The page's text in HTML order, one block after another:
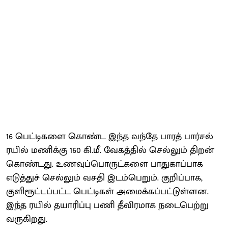
16 பெட்டிகளை கொண்ட இந்த வந்தே பாரத் பார்சல்
ரயில் மணிக்கு 160 கி.மீ. வேகத்தில் செல்லும் திறன்
கொண்டது. உணவுப்பொருட்களை பாதுகாப்பாக
எடுத்துச் செல்லும் வசதி இடம்பெறும். குறிப்பாக,
குளிரூட்டப்பட்ட பெட்டிகள் அமைக்கப்பட்டுள்ளன.
இந்த ரயில் தயாரிப்பு பணி தீவிரமாக நடைபெற்று
வருகிறது.